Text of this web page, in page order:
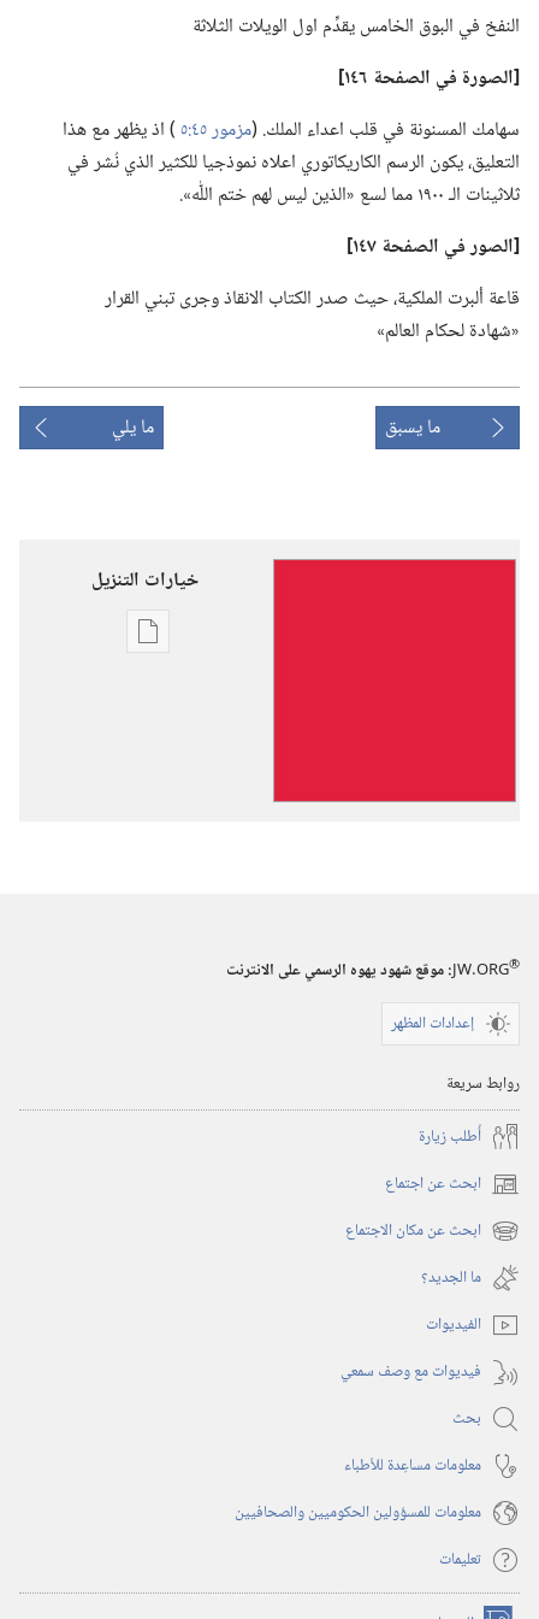
النفخ في البوق الخامس يقدِّم اول الويلات الثلاثة
‏[الصورة في الصفحة ١٤٦]‏
سهامك المسنونة في قلب اعداء الملك.‏ (‏مزمور ٤٥:‏٥
)‏ اذ يظهر مع هذا
التعليق،‏ يكون الرسم الكاريكاتوري اعلاه نموذجيا للكثير الذي نُشر في
ثلاثينات الـ‍ ١٩٠٠ مما لسع «الذين ليس لهم ختم اللّٰه».‏
‏[الصور في الصفحة ١٤٧]‏
قاعة ألبرت الملكية،‏ حيث صدر الكتاب الانقاذ وجرى تبني القرار
«شهادة لحكام العالم»‏
ما يسبق ما يلي
خيارات التنزيل
خيارات
JW.ORG®
:‏ موقع شهود يهوه الرسمي على الانترنت
إعدادات المظهر
روابط سريعة
أُطلب زيارة
ابحث عن اجتماع (يفتح
نافذة ابحث عن مكان الاجتماع (يفتح
نافذة
جديدة)
ما الجديد؟‏
الفيديوات
فيديوات مع وصف سمعي
بحث
معلومات مساعِدة للأطباء
معلومات للمسؤولين الحكوميين والصحافيين
تعليمات